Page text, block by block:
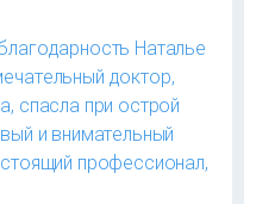
Наталье
доктор,
спасла при острой
и внимательный
профессионал,